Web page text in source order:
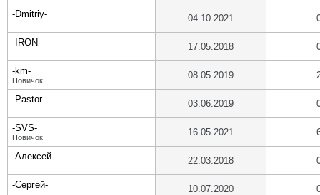
-Dmitriy- 04.10.2021
-IRON- 17.05.2018
-km-
Новичок 08.05.2019
-Pastor- 03.06.2019
-SVS-
Новичок 16.05.2021
-Алексей- 22.03.2018
-Сергей- 10.07.2020